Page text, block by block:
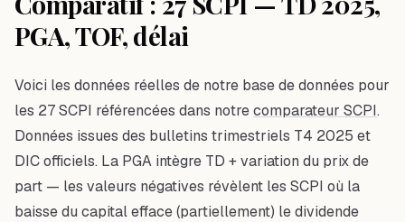
PGA, TOF, délai
Voici les données réelles de notre base de données pour
les 27 SCPI référencées dans notrecomparateur SCPI.
Données issues des bulletins trimestriels T4 2025 et
DIC officiels. La PGA intègre TD + variation du prix de
part — les valeurs négatives révèlent les SCPI où la
baisse du capital efface (partiellement) le dividende